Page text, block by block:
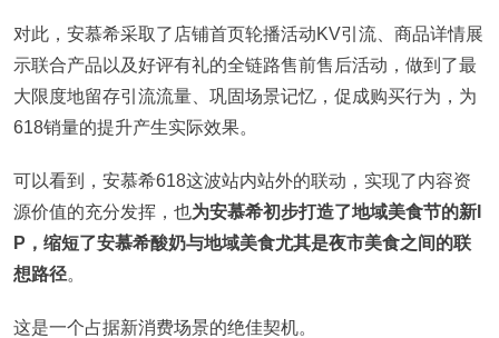
对此，安慕希采取了店铺首页轮播活动KV引流、商品详情展
示联合产品以及好评有礼的全链路售前售后活动，做到了最
大限度地留存引流流量、巩固场景记忆，促成购买行为，为
618销量的提升产生实际效果。
可以看到，安慕希618这波站内站外的联动，实现了内容资
源价值的充分发挥，也为安慕希初步打造了地域美食节的新I
P，缩短了安慕希酸奶与地域美食尤其是夜市美食之间的联
想路径。
这是一个占据新消费场景的绝佳契机。